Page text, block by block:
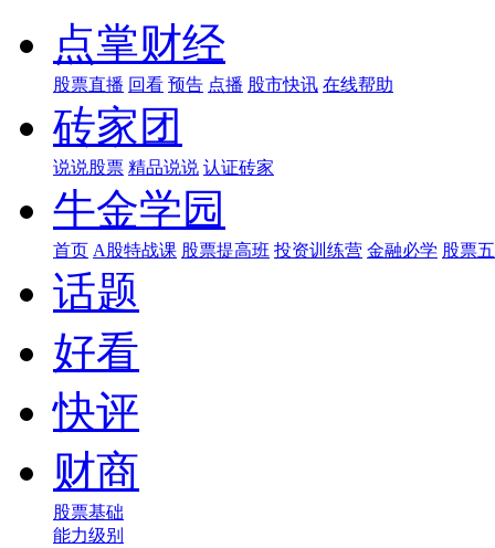
点掌财经
股票直播 回看 预告 点播 股市快讯 在线帮助
砖家团
说说股票 精品说说 认证砖家
牛金学园
首页 A股特战课 股票提高班 投资训练营 金融必学 股票
话题
好看
快评
财商
股票基础
能力级别